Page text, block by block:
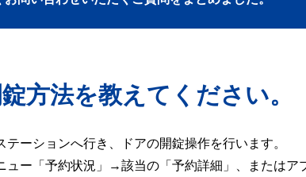
方法を教えてください。
テーションへ行き、ドアの開錠操作を行います。
ュー「予約状況」→該当の「予約詳細」、またはア